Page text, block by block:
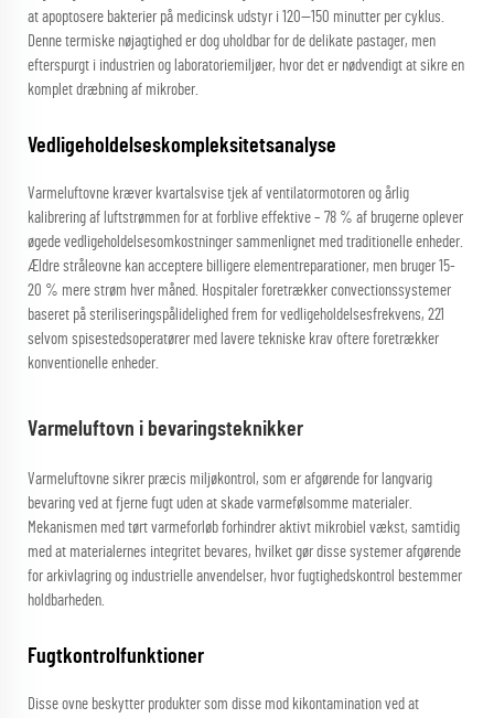
at apoptosere bakterier på medicinsk udstyr i 120—150 minutter per cyklus.
Denne termiske nøjagtighed er dog uholdbar for de delikate pastager, men
efterspurgt i industrien og laboratoriemiljøer, hvor det er nødvendigt at sikre en
komplet dræbning af mikrober.
Vedligeholdelseskompleksitetsanalyse
Varmeluftovne kræver kvartalsvise tjek af ventilatormotoren og årlig
kalibrering af luftstrømmen for at forblive effektive – 78 % af brugerne oplever
øgede vedligeholdelsesomkostninger sammenlignet med traditionelle enheder.
Ældre stråleovne kan acceptere billigere elementreparationer, men bruger 15-
20 % mere strøm hver måned. Hospitaler foretrækker convectionssystemer
baseret på steriliseringspålidelighed frem for vedligeholdelsesfrekvens, 221
selvom spisestedsoperatører med lavere tekniske krav oftere foretrækker
konventionelle enheder.
Varmeluftovn i bevaringsteknikker
Varmeluftovne sikrer præcis miljøkontrol, som er afgørende for langvarig
bevaring ved at fjerne fugt uden at skade varmefølsomme materialer.
Mekanismen med tørt varmeforløb forhindrer aktivt mikrobiel vækst, samtidig
med at materialernes integritet bevares, hvilket gør disse systemer afgørende
for arkivlagring og industrielle anvendelser, hvor fugtighedskontrol bestemmer
holdbarheden.
Fugtkontrolfunktioner
Disse ovne beskytter produkter som disse mod kikontamination ved at